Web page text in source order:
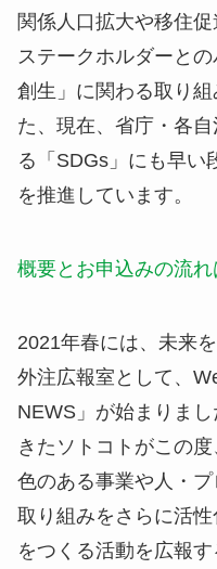
関係人口拡大や移住
ステークホルダーと
創生」に関わる取り
た、現在、省庁・各
る「SDGs」にも早い
を推進しています。
概要とお申込みの流れ
2021年春には、未来
外注広報室として、
NEWS」が始まりま
きたソトコトがこの
色のある事業や人・
取り組みをさらに活
をつくる活動を広報